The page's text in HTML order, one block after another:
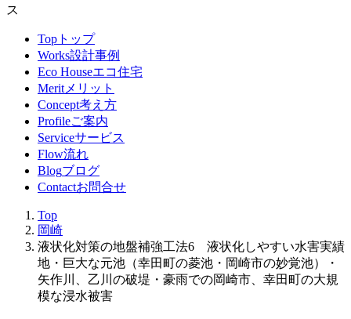
Top トップ
Works設計事例
Eco Houseエコ住宅
Merit メリット
Concept考え方
Profileご案内
Serviceサービス
Flow流れ
Blogブログ
Contactお問合せ
Top
岡崎
液状化対策の地盤補強工法6 液状化しやすい水害実績
地・巨大な元池（幸田町の菱池・岡崎市の妙覚池）・
矢作川、乙川の破堤・豪雨での岡崎市、幸田町の大規
模な浸水被害